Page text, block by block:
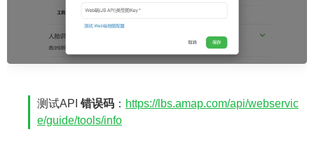
测试API 错误码 ： https://lbs.amap.com/api/webservic
e/guide/tools/info